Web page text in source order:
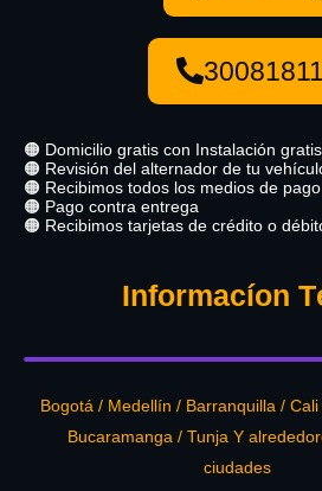
🟠 Domicilio gratis con Instalación gratis
🟠 Revisión del alternador de tu
🟠 Recibimos todos los medios de
🟠 Pago contra entrega
🟠 Recibimos tarjetas de crédito o
Informacíon
Bogotá / Medellín / Barranquilla /
Bucaramanga / Tunja Y
ciudades